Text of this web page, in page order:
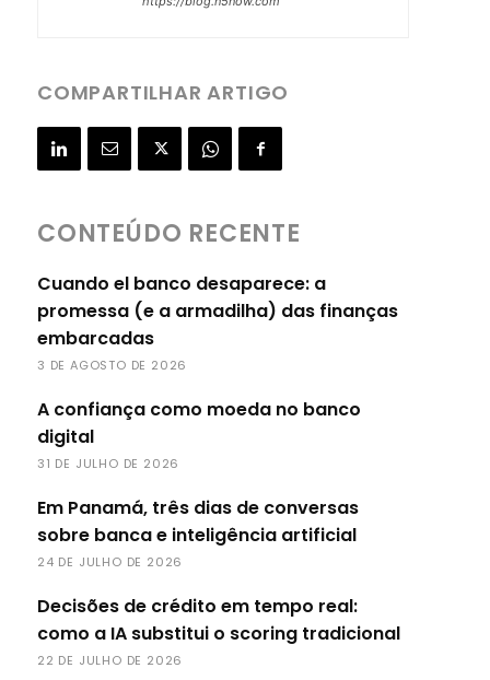
COMPARTILHAR ARTIGO
CONTEÚDO RECENTE
Cuando el banco desaparece: a
promessa (e a armadilha) das finanças
embarcadas
3 DE AGOSTO DE 2026
A confiança como moeda no banco
digital
31 DE JULHO DE 2026
Em Panamá, três dias de conversas
sobre banca e inteligência artificial
24 DE JULHO DE 2026
Decisões de crédito em tempo real:
como a IA substitui o scoring tradicional
22 DE JULHO DE 2026